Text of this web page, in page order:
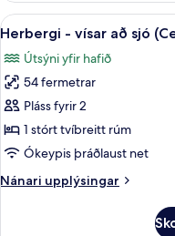
-
vísar
að
sjó
stórt
tvíbreitt
rúm
gott
aðgengi
-
vísar
að
sjó
Skoða
allar
myndir
fyrir
Herbergi
-
vísar
sjó
14
Herbergi - vísar að sjó
Útsýni yfir hafið
54 fermetrar
Pláss fyrir 2
1 stórt tvíbreitt rúm
Ókeypis þráðlaust net
Nánari upplýsingar
Nánari